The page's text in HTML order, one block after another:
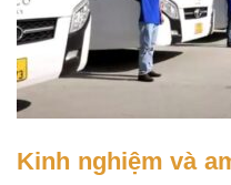
Kinh nghiệm và